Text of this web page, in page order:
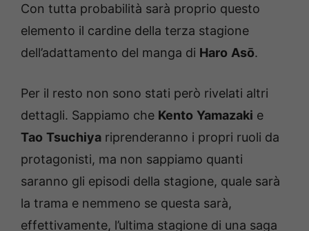
Con tutta probabilità sarà proprio questo
elemento il cardine della terza stagione
dell’adattamento del manga di Haro Asō.
Per il resto non sono stati però rivelati altri
dettagli. Sappiamo che Kento Yamazaki e
Tao Tsuchiya riprenderanno i propri ruoli da
protagonisti, ma non sappiamo quanti
saranno gli episodi della stagione, quale sarà
la trama e nemmeno se questa sarà,
effettivamente, l’ultima stagione di una saga